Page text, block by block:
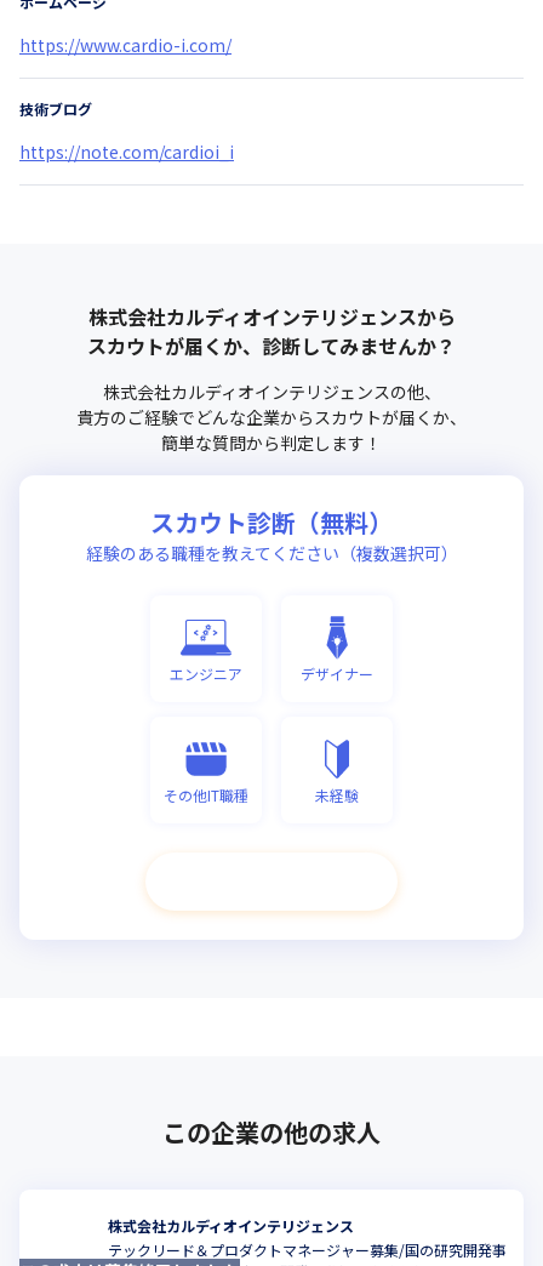
https://www.cardio-i.com/
技術ブログ
https://note.com/cardioi_i
株式会社カルディオインテリジェンスから
スカウトが届くか、診断してみませんか？
株式会社カルディオインテリジェンスの他、
貴方のご経験でどんな企業からスカウトが届くか、
簡単な質問から判定します！
スカウト診断（無料）
経験のある職種を教えてください（複数選択可）
エンジニア デザイナー
その他IT職種 未経験
この企業の他の求人
株式会社カルディオインテリジェンス
テックリード＆プロダクトマネージャー募集/国の研究開発事